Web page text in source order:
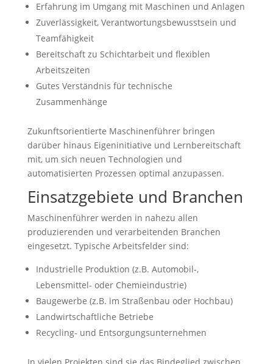
Erfahrung im Umgang mit Maschinen und Anlagen
Zuverlässigkeit, Verantwortungsbewusstsein und
Teamfähigkeit
Bereitschaft zu Schichtarbeit und flexiblen
Arbeitszeiten
Gutes Verständnis für technische
Zusammenhänge
Zukunftsorientierte Maschinenführer bringen
darüber hinaus Eigeninitiative und Lernbereitschaft
mit, um sich neuen Technologien und
automatisierten Prozessen optimal anzupassen.
Einsatzgebiete und Branchen
Maschinenführer werden in nahezu allen
produzierenden und verarbeitenden Branchen
eingesetzt. Typische Arbeitsfelder sind:
Industrielle Produktion (z.B. Automobil-,
Lebensmittel- oder Chemieindustrie)
Baugewerbe (z.B. im Straßenbau oder Hochbau)
Landwirtschaftliche Betriebe
Recycling- und Entsorgungsunternehmen